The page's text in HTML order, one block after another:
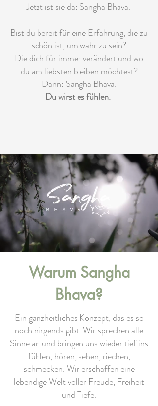
Jetzt ist sie da: Sangha Bhava.
Bist du bereit für eine Erfahrung, die zu
schön ist, um wahr zu sein?
Die dich für immer verändert und wo
du am liebsten bleiben möchtest?
Dann: Sangha Bhava.
Du wirst es fühlen.
Warum Sangha
Bhava?
Ein ganzheitliches Konzept, das es so
noch nirgends gibt. Wir sprechen alle
Sinne an und bringen uns wieder tief ins
fühlen, hören, sehen, riechen,
schmecken. Wir erschaffen eine
lebendige Welt voller Freude, Freiheit
und Tiefe.